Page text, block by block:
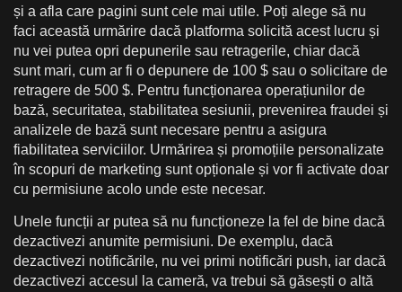
și a afla care pagini sunt cele mai utile. Poți alege să nu
faci această urmărire dacă platforma solicită acest lucru și
nu vei putea opri depunerile sau retragerile, chiar dacă
sunt mari, cum ar fi o depunere de 100 $ sau o solicitare de
retragere de 500 $. Pentru funcționarea operațiunilor de
bază, securitatea, stabilitatea sesiunii, prevenirea fraudei și
analizele de bază sunt necesare pentru a asigura
fiabilitatea serviciilor. Urmărirea și promoțiile personalizate
în scopuri de marketing sunt opționale și vor fi activate doar
cu permisiune acolo unde este necesar.
Unele funcții ar putea să nu funcționeze la fel de bine dacă
dezactivezi anumite permisiuni. De exemplu, dacă
dezactivezi notificările, nu vei primi notificări push, iar dacă
dezactivezi accesul la cameră, va trebui să găsești o altă